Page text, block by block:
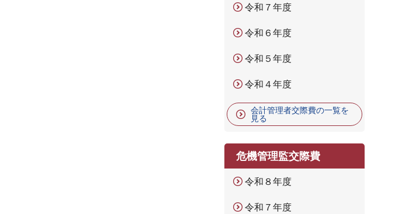
令和７年度
令和６年度
令和５年度
令和４年度
会計管理者交際費の一覧を
見る
危機管理監交際費
令和８年度
令和７年度